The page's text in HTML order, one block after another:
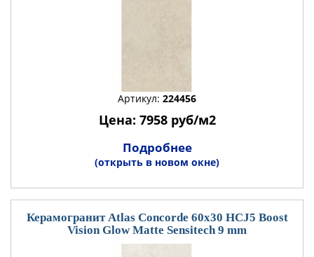
Артикул: 224456
Цена: 7958 руб/м2
Подробнее
(открыть в новом окне)
Керамогранит Atlas Concorde 60x30 HCJ5 Boost
Vision Glow Matte Sensitech 9 mm